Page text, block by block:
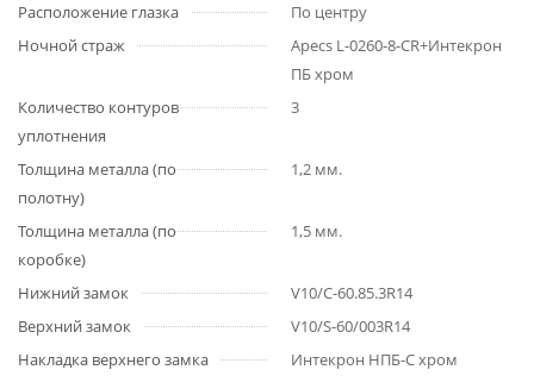
Расположение глазка
По центру
Ночной страж
Apecs L-0260-8-CR+Интекрон
ПБ хром
Количество контуров
уплотнения
3
Толщина металла (по
полотну)
1,2 мм.
Толщина металла (по
коробке)
1,5 мм.
Нижний замок
V10/C-60.85.3R14
Верхний замок
V10/S-60/003R14
Накладка верхнего замка
Интекрон НПБ-С хром